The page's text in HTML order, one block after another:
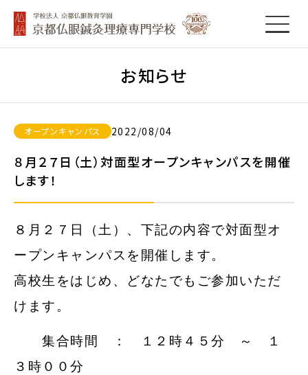
お知らせ
オープンキャンパス 2022/08/04
８月２７日（土）対面型オープンキャンパスを開催
します！
８月２７日（土）、下記の内容で対面型オ
ープンキャンパスを開催します。
高校生をはじめ、どなたでもご参加いただ
けます。
集合時間 ： １２時４５分 ～ １
３時００分